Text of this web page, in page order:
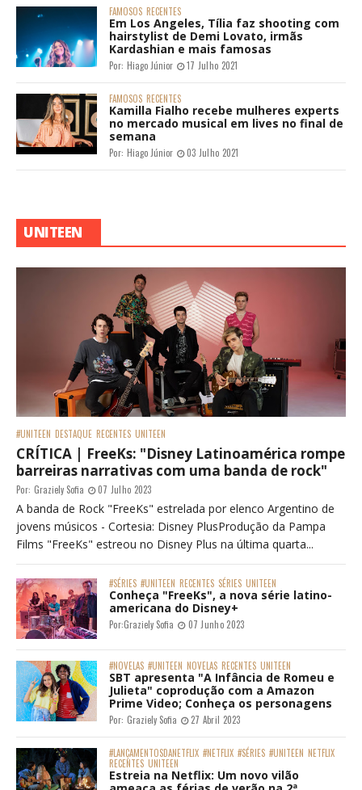
FAMOSOS RECENTES
Em Los Angeles, Tília faz shooting com
hairstylist de Demi Lovato, irmãs
Kardashian e mais famosas
Por: Hiago Júnior 17 Julho 2021
FAMOSOS RECENTES
Kamilla Fialho recebe mulheres experts
no mercado musical em lives no final de
semana
Por: Hiago Júnior 03 Julho 2021
UNITEEN
#UNITEEN DESTAQUE RECENTES UNITEEN
CRÍTICA | FreeKs: "Disney Latinoamérica rompe
barreiras narrativas com uma banda de rock"
Por: Graziely Sofia 07 Julho 2023
A banda de Rock "FreeKs" estrelada por elenco Argentino de
jovens músicos - Cortesia: Disney PlusProdução da Pampa
Films "FreeKs" estreou no Disney Plus na última quarta...
#SÉRIES #UNITEEN RECENTES SÉRIES UNITEEN
Conheça "FreeKs", a nova série latino-
americana do Disney+
Por:Graziely Sofia 07 Junho 2023
#NOVELAS #UNITEEN NOVELAS RECENTES UNITEEN
SBT apresenta "A Infância de Romeu e
Julieta" coprodução com a Amazon
Prime Video; Conheça os personagens
Por: Graziely Sofia 27 Abril 2023
#LANÇAMENTOSDANETFLIX #NETFLIX #SÉRIES #UNITEEN NETFLIX
RECENTES UNITEEN
Estreia na Netflix: Um novo vilão